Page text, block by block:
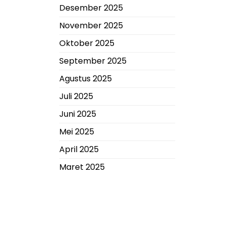
Desember 2025
November 2025
Oktober 2025
September 2025
Agustus 2025
Juli 2025
Juni 2025
Mei 2025
April 2025
Maret 2025